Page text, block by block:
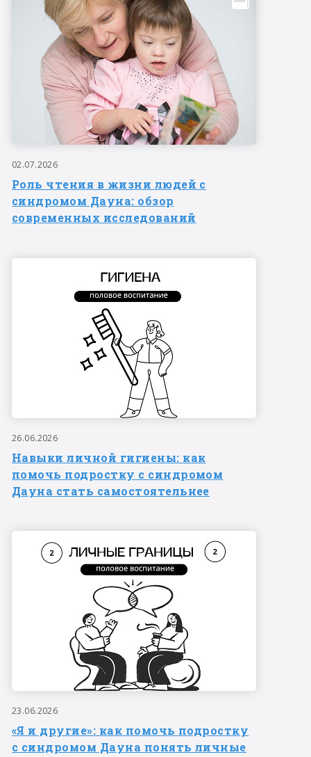
02.07.2026
Роль чтения в жизни людей с
синдромом Дауна: обзор
современных исследований
26.06.2026
Навыки личной гигиены: как
помочь подростку с синдромом
Дауна стать самостоятельнее
23.06.2026
«Я и другие»: как помочь подростку
с синдромом Дауна понять личные